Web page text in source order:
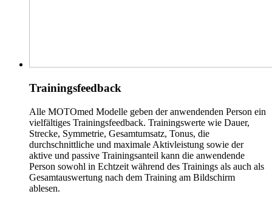
Trainingsfeedback
Alle MOTOmed Modelle geben der anwendenden Person ein
vielfältiges Trainingsfeedback. Trainingswerte wie Dauer,
Strecke, Symmetrie, Gesamtumsatz, Tonus, die
durchschnittliche und maximale Aktivleistung sowie der
aktive und passive Trainingsanteil kann die anwendende
Person sowohl in Echtzeit während des Trainings als auch als
Gesamtauswertung nach dem Training am Bildschirm
ablesen.